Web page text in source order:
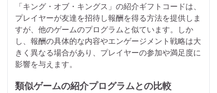
「キング・オブ・キングス」の紹介ギフトコードは、
プレイヤーが友達を招待し報酬を得る方法を提供しま
すが、他のゲームのプログラムと似ています。しか
し、報酬の具体的な内容やエンゲージメント戦略は大
きく異なる場合があり、プレイヤーの参加や満足度に
影響を与えます。
類似ゲームの紹介プログラムとの比較